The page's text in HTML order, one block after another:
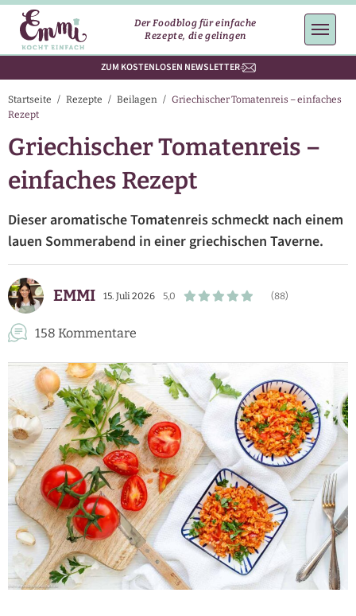
Der Foodblog für einfache
Rezepte, die gelingen
ZUM KOSTENLOSEN NEWSLETTER
Startseite / Rezepte / Beilagen / Griechischer Tomatenreis – einfaches
Rezept
Griechischer Tomatenreis –
einfaches Rezept
Dieser aromatische Tomatenreis schmeckt nach einem
lauen Sommerabend in einer griechischen Taverne.
EMMI 15. Juli 2026 5,0 (88)
158 Kommentare